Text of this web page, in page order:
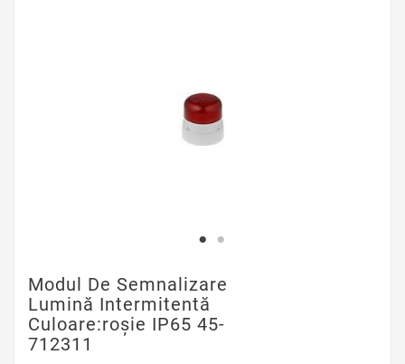
Modul De Semnalizare
Lumină Intermitentă
Culoare:roşie IP65 45-
712311